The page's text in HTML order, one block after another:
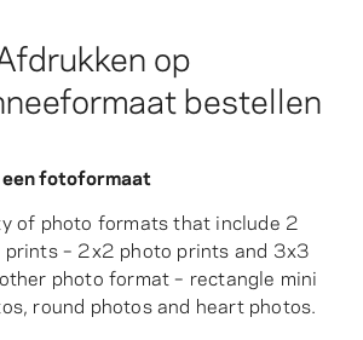
op
bestellen
fotoformaat
of photo formats that include 2
prints – 2x2 photo prints and 3x3
photo format – rectangle mini
round photos and heart photos.